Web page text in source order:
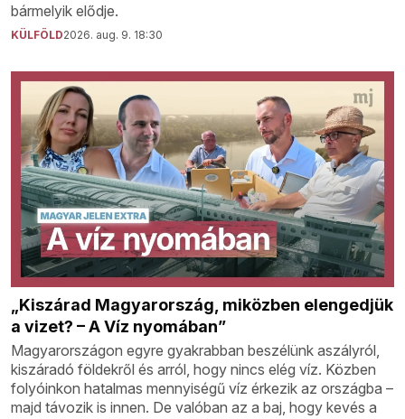
bármelyik elődje.
KÜLFÖLD2026. aug. 9. 18:30
„Kiszárad Magyarország, miközben elengedjük
a vizet? – A Víz nyomában”
Magyarországon egyre gyakrabban beszélünk aszályról,
kiszáradó földekről és arról, hogy nincs elég víz. Közben
folyóinkon hatalmas mennyiségű víz érkezik az országba –
majd távozik is innen. De valóban az a baj, hogy kevés a